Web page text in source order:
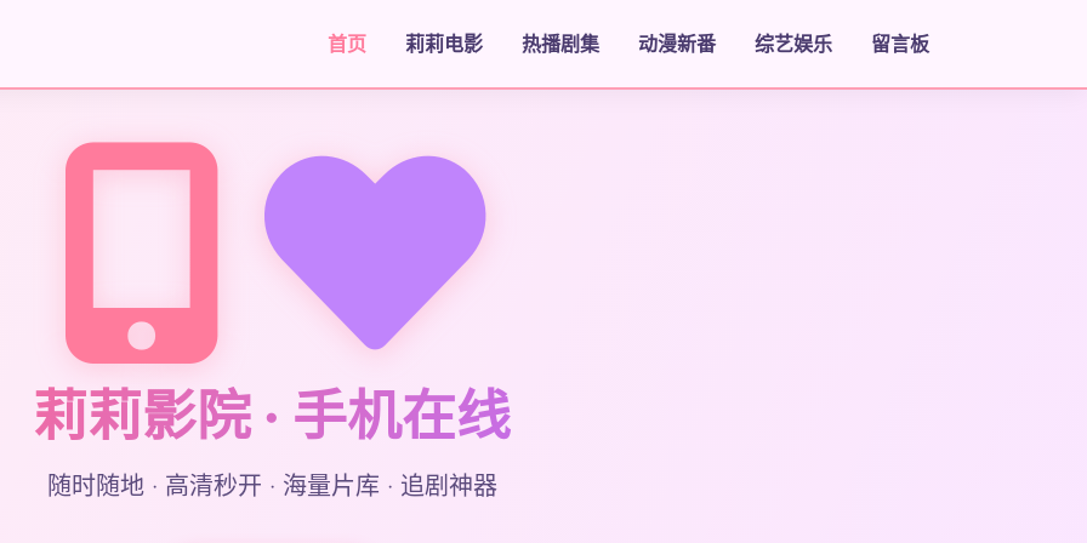
首页 莉莉电影 热播剧集 动漫新番 综艺娱乐 留言板
莉莉影院 · 手机在线
随时随地 · 高清秒开 · 海量片库 · 追剧神器